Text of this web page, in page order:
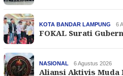
KOTA BANDAR LAMPUNG 6
FOKAL Surati
NASIONAL 6 Agustus 2026
Aliansi Aktivis Muda